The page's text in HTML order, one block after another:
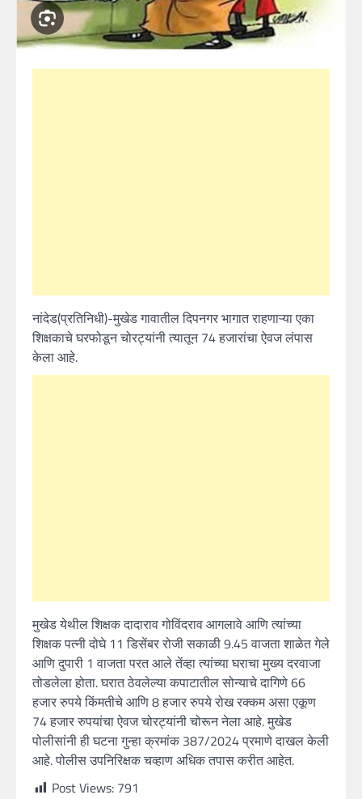
नांदेड(प्रतिनिधी)-मुखेड गावातील दिपनगर भागात राहणाऱ्या एका
शिक्षकाचे घरफोडून चोरट्यांनी त्यातून 74 हजारांचा ऐवज लंपास
केला आहे.
मुखेड येथील शिक्षक दादाराव गोविंदराव आगलावे आणि त्यांच्या
शिक्षक पत्नी दोघे 11 डिसेंबर रोजी सकाळी 9.45 वाजता शाळेत गेले
आणि दुपारी 1 वाजता परत आले तेंव्हा त्यांच्या घराचा मुख्य दरवाजा
तोडलेला होता. घरात ठेवलेल्या कपाटातील सोन्याचे दागिणे 66
हजार रुपये किंमतीचे आणि 8 हजार रुपये रोख रक्कम असा एकूण
74 हजार रुपयांचा ऐवज चोरट्यांनी चोरून नेला आहे. मुखेड
पोलीसांनी ही घटना गुन्हा क्रमांक 387/2024 प्रमाणे दाखल केली
आहे. पोलीस उपनिरिक्षक चव्हाण अधिक तपास करीत आहेत.
Post Views: 791